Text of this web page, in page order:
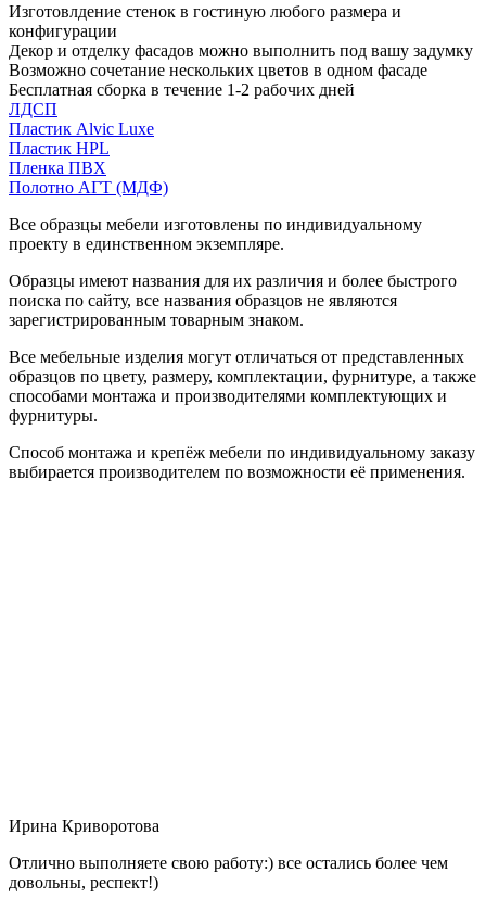
Изготовлдение стенок в гостиную любого размера и
конфигурации
Декор и отделку фасадов можно выполнить под вашу задумку
Возможно сочетание нескольких цветов в одном фасаде
Бесплатная сборка в течение 1-2 рабочих дней
ЛДСП
Пластик Alvic Luxe
Пластик HPL
Пленка ПВХ
Полотно АГТ (МДФ)
Все образцы мебели изготовлены по индивидуальному
проекту в единственном экземпляре.
Образцы имеют названия для их различия и более быстрого
поиска по сайту, все названия образцов не являются
зарегистрированным товарным знаком.
Все мебельные изделия могут отличаться от представленных
образцов по цвету, размеру, комплектации, фурнитуре, а также
способами монтажа и производителями комплектующих и
фурнитуры.
Способ монтажа и крепёж мебели по индивидуальному заказу
выбирается производителем по возможности её применения.
Ирина Криворотова
Отлично выполняете свою работу:) все остались более чем
довольны, респект!)